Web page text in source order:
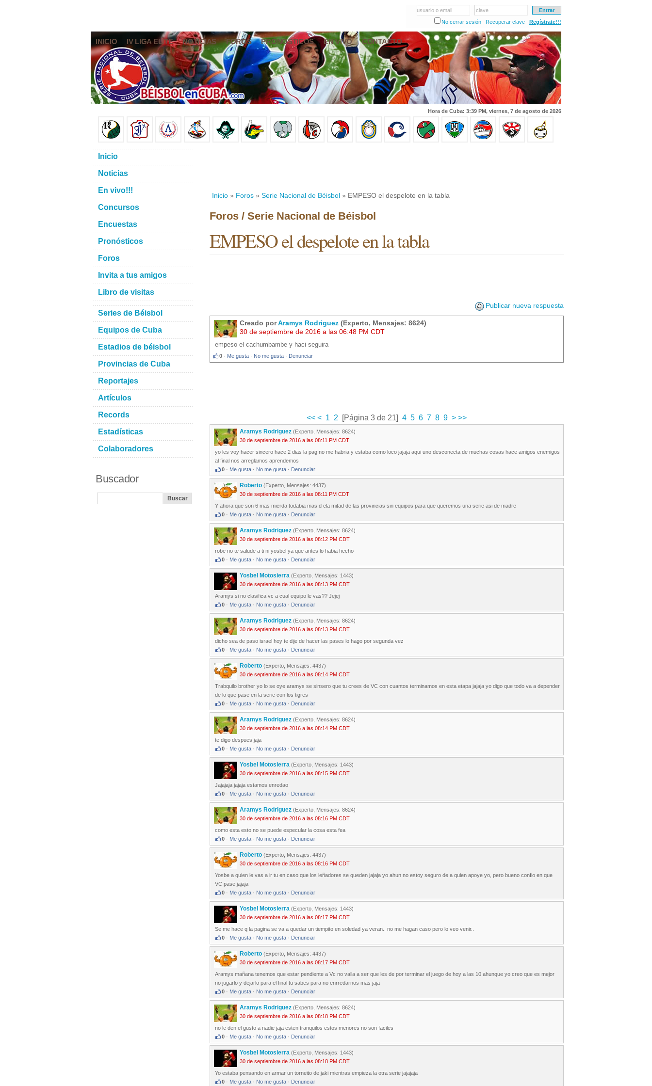
usuario o email
clave
No cerrar sesión
Recuperar clave Regístrate!!!
INICIO IV LIGA ELITE NOTICIAS FOROS PRONÓSTICOS EN VIVO CONTACTO
Hora de Cuba: 3:39 PM, viernes, 7 de agosto de 2026
Inicio » Foros » Serie Nacional de Béisbol » EMPESO el despelote en la tabla
Foros / Serie Nacional de Béisbol
EMPESO el despelote en la tabla
Publicar nueva respuesta
Creado porAramys Rodriguez (Experto, Mensajes: 8624)
30 de septiembre de 2016 a las 06:48 PM CDT
empeso el cachumbambe y haci seguira
0 · Me gusta · No me gusta · Denunciar
<< < 1 2 [Página 3 de 21] 4 5 6 7 8 9 > >>
Aramys Rodriguez (Experto, Mensajes: 8624)
30 de septiembre de 2016 a las 08:11 PM CDT
yo les voy hacer sincero hace 2 dias la pag no me habria y estaba como loco jajaja aqui uno desconecta de muchas cosas hace amigos enemigos
al final nos arreglamos aprendemos
0 · Me gusta · No me gusta · Denunciar
Roberto (Experto, Mensajes: 4437)
30 de septiembre de 2016 a las 08:11 PM CDT
Y ahora que son 6 mas mierda todabia mas d ela mitad de las provincias sin equipos para que queremos una serie asi de madre
0 · Me gusta · No me gusta · Denunciar
Aramys Rodriguez (Experto, Mensajes: 8624)
30 de septiembre de 2016 a las 08:12 PM CDT
robe no te salude a ti ni yosbel ya que antes lo habia hecho
0 · Me gusta · No me gusta · Denunciar
Yosbel Motosierra (Experto, Mensajes: 1443)
30 de septiembre de 2016 a las 08:13 PM CDT
Aramys si no clasifica vc a cual equipo le vas?? Jejej
0 · Me gusta · No me gusta · Denunciar
Aramys Rodriguez (Experto, Mensajes: 8624)
30 de septiembre de 2016 a las 08:13 PM CDT
dicho sea de paso israel hoy te dije de hacer las pases lo hago por segunda vez
0 · Me gusta · No me gusta · Denunciar
Roberto (Experto, Mensajes: 4437)
30 de septiembre de 2016 a las 08:14 PM CDT
Trabquilo brother yo lo se oye aramys se sinsero que tu crees de VC con cuantos terminamos en esta etapa jajaja yo digo que todo va a depender
de lo que pase en la serie con los tigres
0 · Me gusta · No me gusta · Denunciar
Aramys Rodriguez (Experto, Mensajes: 8624)
30 de septiembre de 2016 a las 08:14 PM CDT
te digo despues jaja
0 · Me gusta · No me gusta · Denunciar
Yosbel Motosierra (Experto, Mensajes: 1443)
30 de septiembre de 2016 a las 08:15 PM CDT
Jajajaja jajaja estamos enredao
0 · Me gusta · No me gusta · Denunciar
Aramys Rodriguez (Experto, Mensajes: 8624)
30 de septiembre de 2016 a las 08:16 PM CDT
como esta esto no se puede especular la cosa esta fea
0 · Me gusta · No me gusta · Denunciar
Roberto (Experto, Mensajes: 4437)
30 de septiembre de 2016 a las 08:16 PM CDT
Yosbe a quien le vas a ir tu en caso que los leñadores se queden jajaja yo ahun no estoy seguro de a quien apoye yo, pero bueno confio en que
VC pase jajaja
0 · Me gusta · No me gusta · Denunciar
Yosbel Motosierra (Experto, Mensajes: 1443)
30 de septiembre de 2016 a las 08:17 PM CDT
Se me hace q la pagina se va a quedar un tiempito en soledad ya veran.. no me hagan caso pero lo veo venir..
0 · Me gusta · No me gusta · Denunciar
Roberto (Experto, Mensajes: 4437)
30 de septiembre de 2016 a las 08:17 PM CDT
Aramys mañana tenemos que estar pendiente a Vc no valla a ser que les de por terminar el juego de hoy a las 10 ahunque yo creo que es mejor
no jugarlo y dejarlo para el final tu sabes para no enrredarnos mas jaja
0 · Me gusta · No me gusta · Denunciar
Aramys Rodriguez (Experto, Mensajes: 8624)
30 de septiembre de 2016 a las 08:18 PM CDT
no le den el gusto a nadie jaja esten tranquilos estos menores no son faciles
0 · Me gusta · No me gusta · Denunciar
Yosbel Motosierra (Experto, Mensajes: 1443)
30 de septiembre de 2016 a las 08:18 PM CDT
Yo estaba pensando en armar un torneito de jaki mientras empieza la otra serie jajajaja
0 · Me gusta · No me gusta · Denunciar
Inicio
Noticias
En vivo!!!
Concursos
Encuestas
Pronósticos
Foros
Invita a tus amigos
Libro de visitas
Series de Béisbol
Equipos de Cuba
Estadios de béisbol
Provincias de Cuba
Reportajes
Artículos
Records
Estadísticas
Colaboradores
Buscador